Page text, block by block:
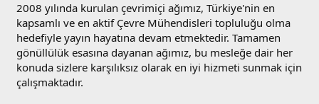
2008 yılında kurulan çevrimiçi ağımız, Türkiye'nin en
kapsamlı ve en aktif Çevre Mühendisleri topluluğu olma
hedefiyle yayın hayatına devam etmektedir. Tamamen
gönüllülük esasına dayanan ağımız, bu mesleğe dair her
konuda sizlere karşılıksız olarak en iyi hizmeti sunmak için
çalışmaktadır.